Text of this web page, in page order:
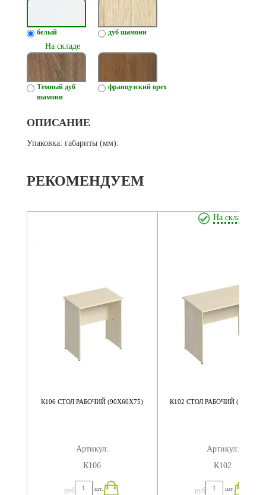
белый дуб шамони
На складе
Темный дуб
шамони
французский орех
ОПИСАНИЕ
Упаковка: габариты (мм):
РЕКОМЕНДУЕМ
К106 СТОЛ РАБОЧИЙ (90Х60Х75)
Артикул:
К106
руб шт.
На складе
К102 СТОЛ РАБОЧИЙ
Артикул:
К102
руб шт.